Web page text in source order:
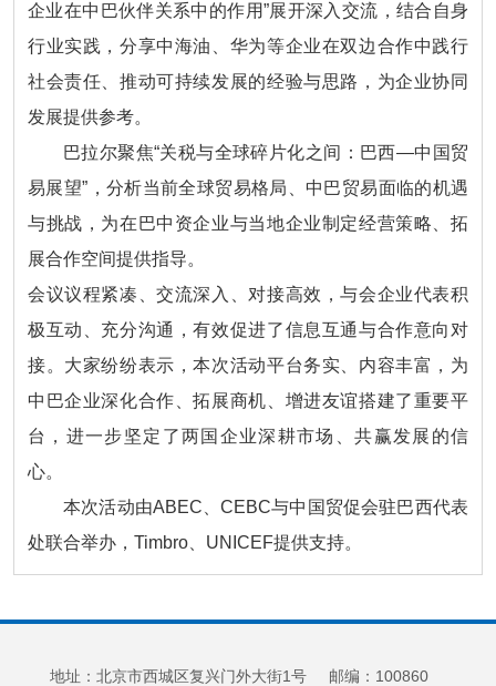
企业在中巴伙伴关系中的作用”展开深入交流，结合自身
行业实践，分享中海油、华为等企业在双边合作中践行
社会责任、推动可持续发展的经验与思路，为企业协同
发展提供参考。
巴拉尔聚焦“关税与全球碎片化之间：巴西—中国贸
易展望”，分析当前全球贸易格局、中巴贸易面临的机遇
与挑战，为在巴中资企业与当地企业制定经营策略、拓
展合作空间提供指导。
会议议程紧凑、交流深入、对接高效，与会企业代表积
极互动、充分沟通，有效促进了信息互通与合作意向对
接。大家纷纷表示，本次活动平台务实、内容丰富，为
中巴企业深化合作、拓展商机、增进友谊搭建了重要平
台，进一步坚定了两国企业深耕市场、共赢发展的信
心。
本次活动由ABEC、CEBC与中国贸促会驻巴西代表
处联合举办，Timbro、UNICEF提供支持。
地址：北京市西城区复兴门外大街1号 邮编：100860